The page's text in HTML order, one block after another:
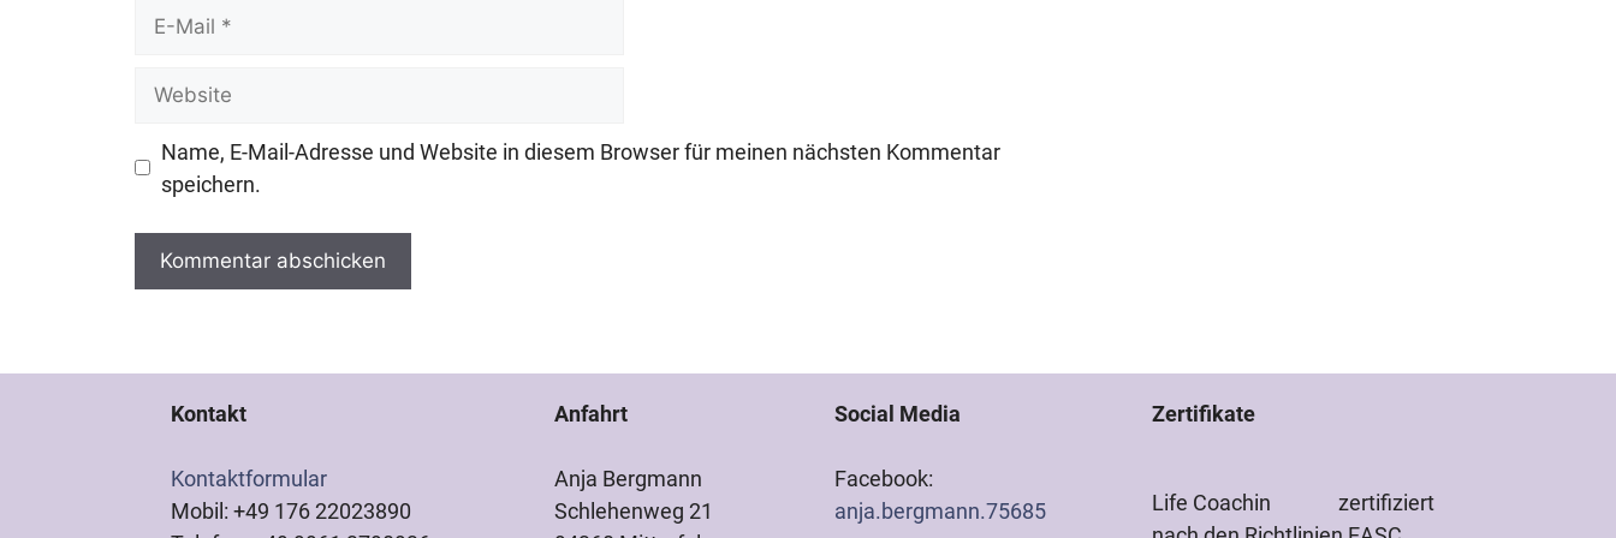
Website
Name, E-Mail-Adresse und Website in diesem Browser für meinen nächsten Kommentar
speichern.
Kontakt
Kontaktformular
Mobil: +49 176 22023890
Anfahrt
Anja Bergmann
Schlehenweg 21
Social Media
Facebook:
anja.bergmann.75685
Zertifikate
Life Coachin zertifiziert